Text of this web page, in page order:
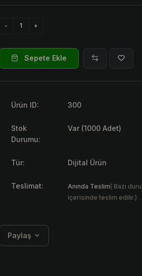
Sepete Ekle
Ürün ID: 300
Stok
Durumu:
Var (1000 Adet)
Tür: Dijital Ürün
Teslimat: Anında Teslim( Bazı
içerisinde teslim edilir.)
Paylaş